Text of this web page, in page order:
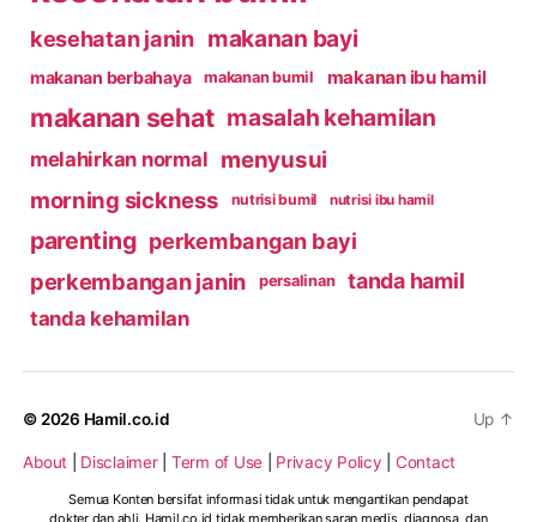
kesehatan janin makanan bayi
makanan berbahaya makanan bumil makanan ibu hamil
makanan sehat masalah kehamilan
melahirkan normal menyusui
morning sickness nutrisi bumil nutrisi ibu hamil
parenting perkembangan bayi
perkembangan janin
persalinan tanda hamil
tanda kehamilan
© 2026 Hamil.co.id
About Disclaimer| Term of Use Privacy Policy Contact
Up ↑
Semua Konten bersifat informasi tidak untuk mengantikan pendapat